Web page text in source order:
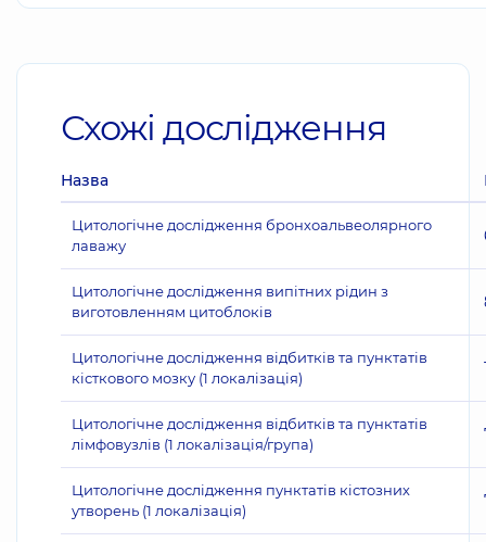
Схожі дослідження
Назва
Цитологічне дослідження бронхоальвеолярного
лаважу
Цитологічне дослідження випітних рідин з
виготовленням цитоблоків
Цитологічне дослідження відбитків та пунктатів
кісткового мозку (1 локалізація)
Цитологічне дослідження відбитків та пунктатів
лімфовузлів (1 локалізація/група)
Цитологічне дослідження пунктатів кістозних
утворень (1 локалізація)